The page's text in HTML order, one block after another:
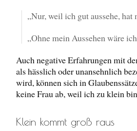
„Nur, weil ich gut aussehe, hat
„Ohne mein Aussehen wäre
Auch negative Erfahrungen mit
als hässlich oder unansehnlich
wird, können sich in
keine Frau ab, weil ich zu klein
Klein kommt groß raus